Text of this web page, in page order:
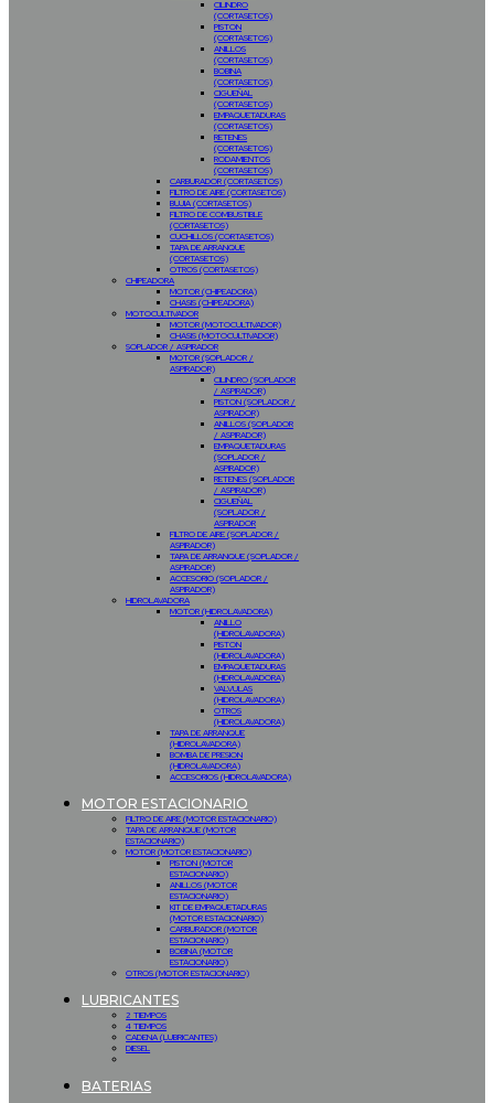
CILINDRO
(CORTASETOS)
PISTON
(CORTASETOS)
ANILLOS
(CORTASETOS)
BOBINA
(CORTASETOS)
CIGUEÑAL
(CORTASETOS)
EMPAQUETADURAS
(CORTASETOS)
RETENES
(CORTASETOS)
RODAMIENTOS
(CORTASETOS)
CARBURADOR (CORTASETOS)
FILTRO DE AIRE (CORTASETOS)
BUJIA (CORTASETOS)
FILTRO DE COMBUSTIBLE
(CORTASETOS)
CUCHILLOS (CORTASETOS)
TAPA DE ARRANQUE
(CORTASETOS)
OTROS (CORTASETOS)
CHIPEADORA
MOTOR (CHIPEADORA)
CHASIS (CHIPEADORA)
MOTOCULTIVADOR
MOTOR (MOTOCULTIVADOR)
CHASIS (MOTOCULTIVADOR)
SOPLADOR / ASPIRADOR
MOTOR (SOPLADOR /
ASPIRADOR)
CILINDRO (SOPLADOR
/ ASPIRADOR)
PISTON (SOPLADOR /
ASPIRADOR)
ANILLOS (SOPLADOR
/ ASPIRADOR)
EMPAQUETADURAS
(SOPLADOR /
ASPIRADOR)
RETENES (SOPLADOR
/ ASPIRADOR)
CIGUEÑAL
(SOPLADOR /
ASPIRADOR
FILTRO DE AIRE (SOPLADOR /
ASPIRADOR)
TAPA DE ARRANQUE (SOPLADOR /
ASPIRADOR)
ACCESORIO (SOPLADOR /
ASPIRADOR)
HIDROLAVADORA
MOTOR (HIDROLAVADORA)
ANILLO
(HIDROLAVADORA)
PISTON
(HIDROLAVADORA)
EMPAQUETADURAS
(HIDROLAVADORA)
VALVULAS
(HIDROLAVADORA)
OTROS
(HIDROLAVADORA)
TAPA DE ARRANQUE
(HIDROLAVADORA)
BOMBA DE PRESION
(HIDROLAVADORA)
ACCESORIOS (HIDROLAVADORA)
MOTOR ESTACIONARIO
FILTRO DE AIRE (MOTOR ESTACIONARIO)
TAPA DE ARRANQUE (MOTOR
ESTACIONARIO)
MOTOR (MOTOR ESTACIONARIO)
PISTON (MOTOR
ESTACIONARIO)
ANILLOS (MOTOR
ESTACIONARIO)
KIT DE EMPAQUETADURAS
(MOTOR ESTACIONARIO)
CARBURADOR (MOTOR
ESTACIONARIO)
BOBINA (MOTOR
ESTACIONARIO)
OTROS (MOTOR ESTACIONARIO)
LUBRICANTES
2 TIEMPOS
4 TIEMPOS
CADENA (LUBRICANTES)
DIESEL
BATERIAS